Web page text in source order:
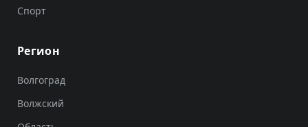
Спорт
Регион
Волгоград
Волжский